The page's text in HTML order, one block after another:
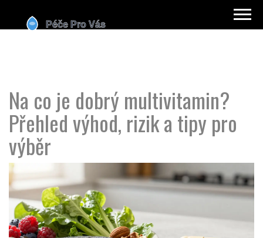
Na co je dobrý multivitamin?
Přehled výhod, rizik a tipy pro
výběr